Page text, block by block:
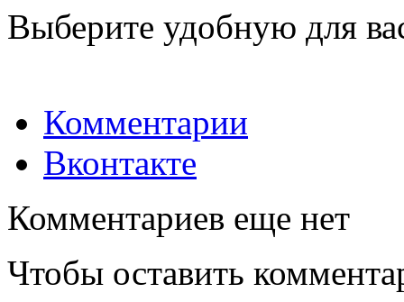
Выберите удобную для
Комментарии
Вконтакте
Комментариев еще нет
Чтобы оставить